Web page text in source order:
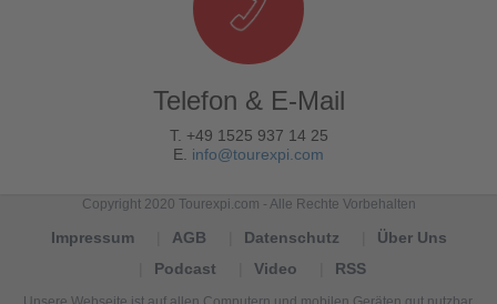
Telefon & E-Mail
T. +49 1525 937 14 25
E. info@tourexpi.com
Copyright 2020 Tourexpi.com - Alle Rechte Vorbehalten
Impressum AGB Datenschutz
Über Uns
Podcast
Video RSS